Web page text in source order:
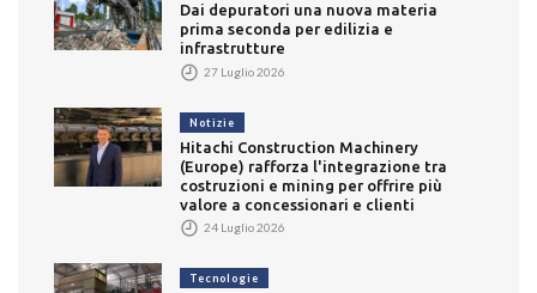
Dai depuratori una nuova materia
prima seconda per edilizia e
infrastrutture
27 Luglio 2026
Notizie
Hitachi Construction Machinery
(Europe) rafforza l'integrazione tra
costruzioni e mining per offrire più
valore a concessionari e clienti
24 Luglio 2026
Tecnologie